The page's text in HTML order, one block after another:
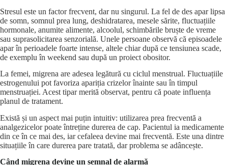
Stresul este un factor frecvent, dar nu singurul. La fel de des apar lipsa
de somn, somnul prea lung, deshidratarea, mesele sărite, fluctuațiile
hormonale, anumite alimente, alcoolul, schimbările bruște de vreme
sau suprasolicitarea senzorială. Unele persoane observă că episoadele
apar în perioadele foarte intense, altele chiar după ce tensiunea scade,
de exemplu în weekend sau după un proiect obositor.
La femei, migrena are adesea legătură cu ciclul menstrual. Fluctuațiile
estrogenului pot favoriza apariția crizelor înainte sau în timpul
menstruației. Acest tipar merită observat, pentru că poate influența
planul de tratament.
Există și un aspect mai puțin intuitiv: utilizarea prea frecventă a
analgezicelor poate întreține durerea de cap. Pacientul ia medicamente
din ce în ce mai des, iar cefaleea devine mai frecventă. Este una dintre
situațiile în care durerea pare tratată, dar problema se adâncește.
Când migrena devine un semnal de alarmă